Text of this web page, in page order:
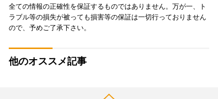
全ての情報の正確性を保証するものではありません。万が一、ト
ラブル等の損失が被っても損害等の保証は一切行っておりません
ので、予めご了承下さい。
他のオススメ記事